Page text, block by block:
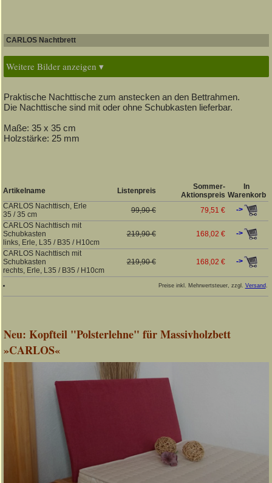
CARLOS Nachtbrett
Weitere Bilder anzeigen ▾
Praktische Nachttische zum anstecken an den Bettrahmen.
Die Nachttische sind mit oder ohne Schubkasten lieferbar.
Maße: 35 x 35 cm
Holzstärke: 25 mm
Artikelname Listenpreis
Sommer-
Aktionspreis
In
Warenkorb
CARLOS Nachttisch, Erle
35 / 35 cm
99,90 € 79,51 €
->
CARLOS Nachttisch mit
Schubkasten
links, Erle, L35 / B35 / H10cm
219,90 € 168,02 € ->
CARLOS Nachttisch mit
Schubkasten
rechts, Erle, L35 / B35 / H10cm
219,90 € 168,02 € ->
Preise inkl. Mehrwertsteuer, zzgl. Versand.
Neu: Kopfteil "Polsterlehne" für Massivholzbett
»CARLOS«